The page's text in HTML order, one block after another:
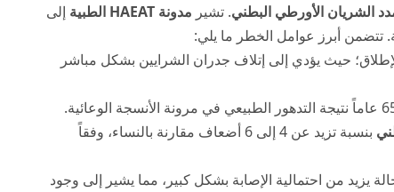
الشريان الأورطي البطني. تشير مدونة HAEAT الطبية
إلى
تتضمن أبرز عوامل الخطر ما يلي:
حيث يؤدي إلى إتلاف جدران الشرايين بشكل مباشر
بنسبة تزيد عن 4 إلى 6 أضعاف مقارنة بالنساء، وفقاً
يزيد من احتمالية الإصابة بشكل كبير، مما يشير إلى وجود